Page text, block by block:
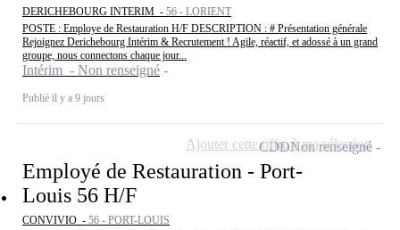
DERICHEBOURG INTERIM - 56 - LORIENT
POSTE : Employe de Restauration H/F DESCRIPTION : # Présentation générale
Rejoignez Derichebourg Intérim & Recrutement ! Agile, réactif, et adossé à un grand
groupe, nous connectons chaque jour...
Intérim - Non renseigné
Publié il y a 9 jours
Employé de Restauration - Port-
Louis 56 H/F
CONVIVIO - 56 - PORT-LOUIS
CDDNon renseigné
Ajouter cette offre à ma sélection